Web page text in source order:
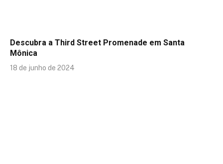
Descubra a Third Street Promenade em Santa
Mônica
18 de junho de 2024